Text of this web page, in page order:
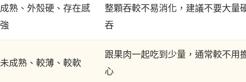
成熟、外殼硬、存在感
強
整顆吞較不易消化，建議不要大量
吞
未成熟、較薄、較軟
跟果肉一起吃到少量，通常較不用
心